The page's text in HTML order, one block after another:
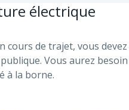
électrique
cours de trajet, vous devez
Vous aurez besoin
à la borne.